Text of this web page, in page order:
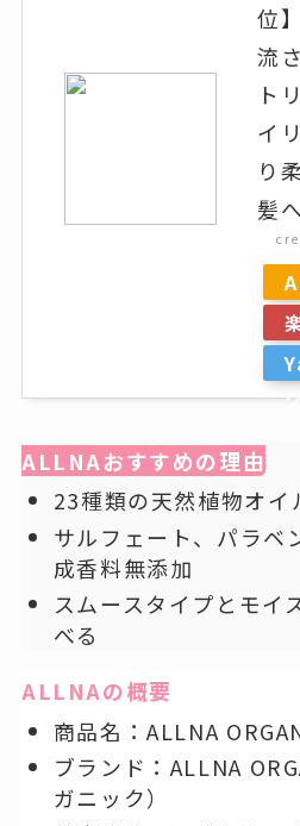
位
流
ト
イ
り
髪へ
ALLNAおすすめの理由
23種類の天然植物オイ
サルフェート、パラベ
成香料無添加
スムースタイプとモイ
べる
ALLNAの概要
商品名：ALLNA
ブランド：ALLNA
ガニック）